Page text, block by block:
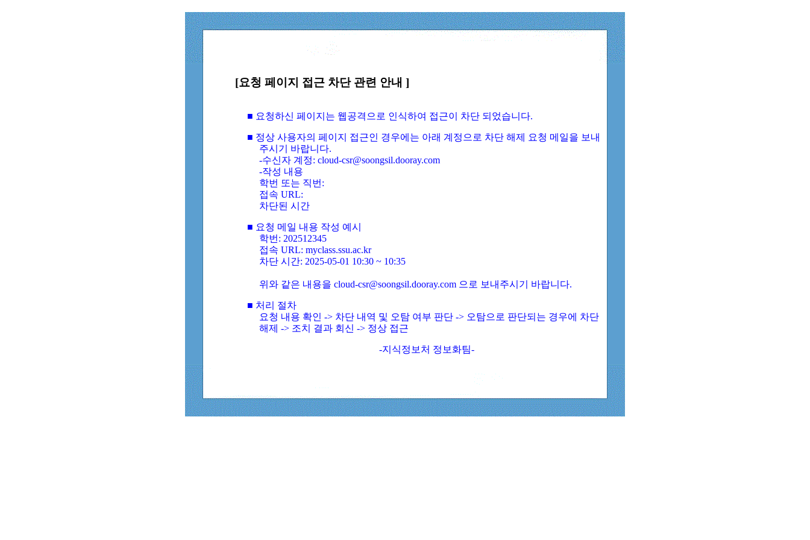
[요청 페이지 접근 차단 관련 안내 ]
■ 요청하신 페이지는 웹공격으로 인식하여 접근이 차단 되었습니다.
■ 정상 사용자의 페이지 접근인 경우에는 아래 계정으로 차단 해제 요청 메일을 보내
주시기 바랍니다.
-수신자 계정: cloud-csr@soongsil.dooray.com
-작성 내용
학번 또는 직번:
접속 URL:
차단된 시간
■ 요청 메일 내용 작성 예시
학번: 202512345
접속 URL: myclass.ssu.ac.kr
차단 시간: 2025-05-01 10:30 ~ 10:35
위와 같은 내용을 cloud-csr@soongsil.dooray.com 으로 보내주시기 바랍니다.
■ 처리 절차
요청 내용 확인 -> 차단 내역 및 오탐 여부 판단 -> 오탐으로 판단되는 경우에 차단
해제 -> 조치 결과 회신 -> 정상 접근
-지식정보처 정보화팀-